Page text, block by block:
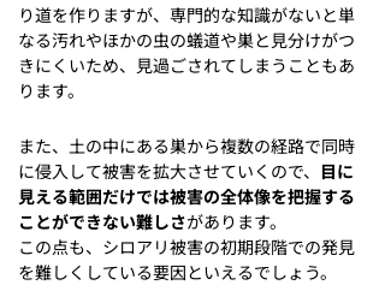
り道を作りますが、専門的な知識がないと単
なる汚れやほかの虫の蟻道や巣と見分けがつ
きにくいため、見過ごされてしまうこともあ
ります。
また、土の中にある巣から複数の経路で同時
に侵入して被害を拡大させていくので、 目に
見える範囲だけでは被害の全体像を把握する
ことができない難しさがあります。
この点も、シロアリ被害の初期段階での発見
を難しくしている要因といえるでしょう。